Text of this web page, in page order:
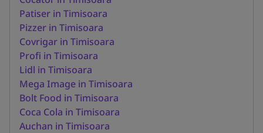
Patiser in Timisoara
Pizzer in Timisoara
Covrigar in Timisoara
Profi in Timisoara
Lidl in Timisoara
Mega Image in Timisoara
Bolt Food in Timisoara
Coca Cola in Timisoara
Auchan in Timisoara